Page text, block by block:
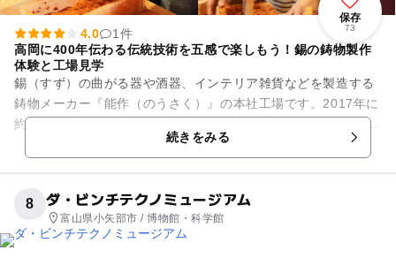
保存
73
4.0
1件
高岡に400年伝わる伝統技術を五感で楽しもう！錫の鋳物製作
体験と工場見学
錫（すず）の曲がる器や酒器、インテリア雑貨などを製造する
鋳物メーカー『能作（のうさく）』の本社工場です。2017年に
約4000坪の敷地に建てられた施設には、工場の他、錫（すず）
続きをみる
8 ダ・ビンチテクノミュージアム
富山県小矢部市 / 博物館・科学館